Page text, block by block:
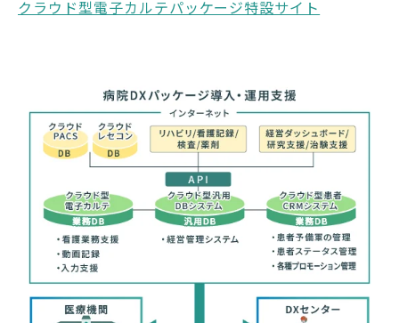
クラウド型電子カルテパッケージ特設サイト